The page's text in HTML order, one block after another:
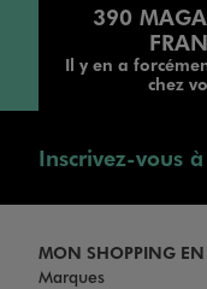
390
Il y en a
chez
Inscrivez-vous
MON SHOPPING
Marques